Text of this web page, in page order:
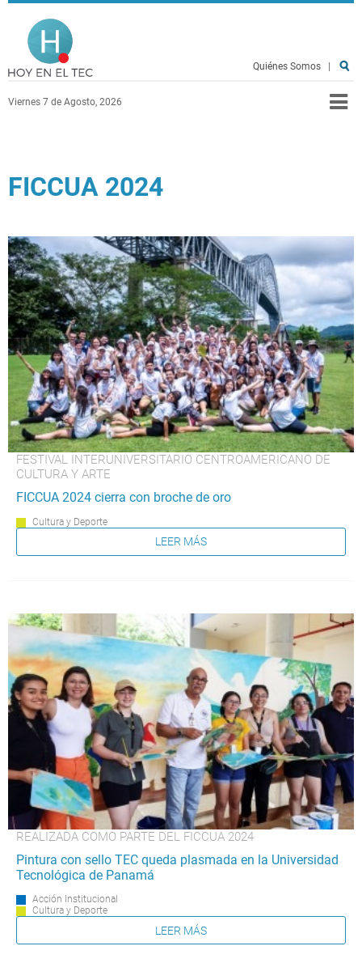
Pasar al contenido principal
Viernes 7 de Agosto, 2026
Quiénes Somos
FICCUA 2024
FESTIVAL INTERUNIVERSITARIO CENTROAMERICANO DE
CULTURA Y ARTE
FICCUA 2024 cierra con broche de oro
Cultura y Deporte
LEER MÁS
REALIZADA COMO PARTE DEL FICCUA 2024
Pintura con sello TEC queda plasmada en la Universidad
Tecnológica de Panamá
Acción Institucional
Cultura y Deporte
LEER MÁS